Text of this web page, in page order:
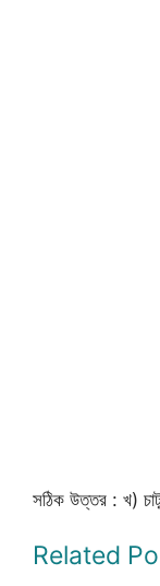
সঠিক উত্তর : খ)
Related